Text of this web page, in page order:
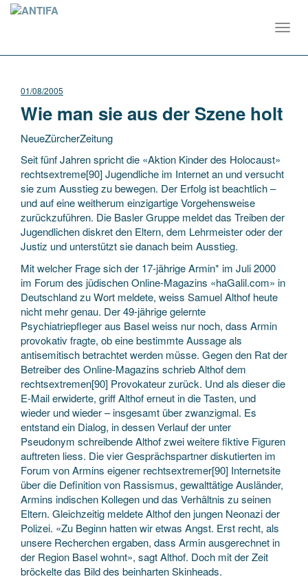
01/08/2005
Wie man sie aus der Szene holt
NeueZürcherZeitung
Seit fünf Jahren spricht die «Aktion Kinder des Holocaust»
rechtsextreme[90] Jugendliche im Internet an und versucht
sie zum Ausstieg zu bewegen. Der Erfolg ist beachtlich –
und auf eine weitherum einzigartige Vorgehensweise
zurückzuführen. Die Basler Gruppe meldet das Treiben der
Jugendlichen diskret den Eltern, dem Lehrmeister oder der
Justiz und unterstützt sie danach beim Ausstieg.
Mit welcher Frage sich der 17-jährige Armin* im Juli 2000
im Forum des jüdischen Online-Magazins «haGalil.com» in
Deutschland zu Wort meldete, weiss Samuel Althof heute
nicht mehr genau. Der 49-jährige gelernte
Psychiatriepfleger aus Basel weiss nur noch, dass Armin
provokativ fragte, ob eine bestimmte Aussage als
antisemitisch betrachtet werden müsse. Gegen den Rat der
Betreiber des Online-Magazins schrieb Althof dem
rechtsextremen[90] Provokateur zurück. Und als dieser die
E-Mail erwiderte, griff Althof erneut in die Tasten, und
wieder und wieder – insgesamt über zwanzigmal. Es
entstand ein Dialog, in dessen Verlauf der unter
Pseudonym schreibende Althof zwei weitere fiktive Figuren
auftreten liess. Die vier Gesprächspartner diskutierten im
Forum von Armins eigener rechtsextremer[90] Internetsite
über die Definition von Rassismus, gewalttätige Ausländer,
Armins indischen Kollegen und das Verhältnis zu seinen
Eltern. Gleichzeitig meldete Althof den jungen Neonazi der
Polizei. «Zu Beginn hatten wir etwas Angst. Erst recht, als
unsere Recherchen ergaben, dass Armin ausgerechnet in
der Region Basel wohnt», sagt Althof. Doch mit der Zeit
bröckelte das Bild des beinharten Skinheads.